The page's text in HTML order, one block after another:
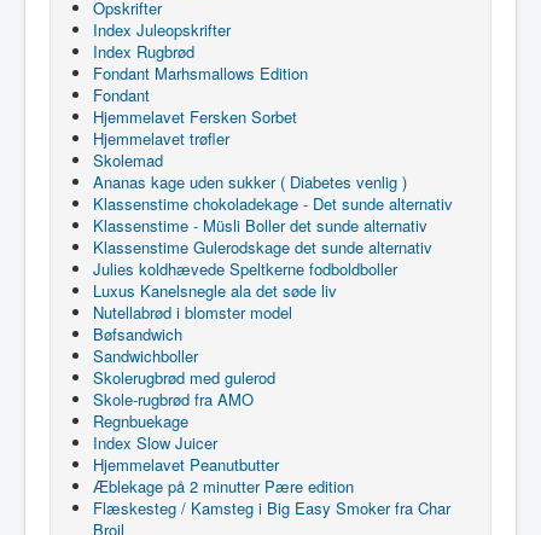
Opskrifter
Index Juleopskrifter
Index Rugbrød
Fondant Marhsmallows Edition
Fondant
Hjemmelavet Fersken Sorbet
Hjemmelavet trøfler
Skolemad
Ananas kage uden sukker ( Diabetes venlig )
Klassenstime chokoladekage - Det sunde alternativ
Klassenstime - Müsli Boller det sunde alternativ
Klassenstime Gulerodskage det sunde alternativ
Julies koldhævede Speltkerne fodboldboller
Luxus Kanelsnegle ala det søde liv
Nutellabrød i blomster model
Bøfsandwich
Sandwichboller
Skolerugbrød med gulerod
Skole-rugbrød fra AMO
Regnbuekage
Index Slow Juicer
Hjemmelavet Peanutbutter
Æblekage på 2 minutter Pære edition
Flæskesteg / Kamsteg i Big Easy Smoker fra Char
Broil